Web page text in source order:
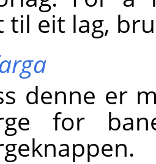
til eit lag,
denne er
for